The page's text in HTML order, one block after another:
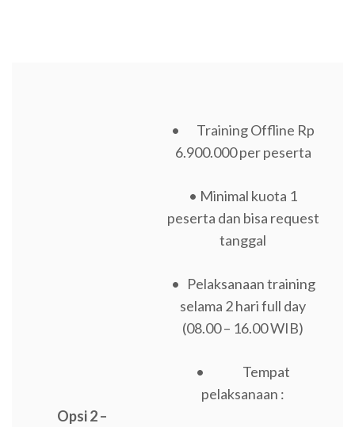
Opsi 2 –
• Training Offline Rp
6.900.000 per peserta
• Minimal kuota 1
peserta dan bisa request
tanggal
• Pelaksanaan training
selama 2 hari full day
(08.00 – 16.00 WIB)
• Tempat
pelaksanaan :